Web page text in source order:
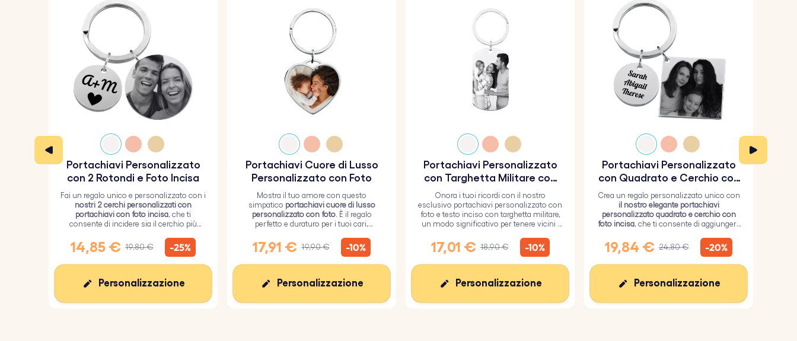
Portachiavi Personalizzato
con 2 Rotondi e Foto Incisa
Fai un regalo unico e personalizzato con i
nostri 2 cerchi personalizzati con
portachiavi con foto incisa, che ti
consente di incidere sia il cerchio più
sia il cerchio più piccolo con del testo.
14,85 € 19,80 € -25%
Personalizzazione
Portachiavi Cuore di Lusso
Personalizzato con Foto
Mostra il tuo amore con questo
simpatico portachiavi cuore di lusso
personalizzato con foto. È il regalo
perfetto e duraturo per i tuoi cari,
epossidico.
17,91 € 19,90 € -10%
Personalizzazione
Portachiavi Personalizzato
con Targhetta Militare con
Foto e Testo Inciso
Onora i tuoi ricordi con il nostro
esclusivo portachiavi personalizzato con
foto e testo inciso con targhetta militare,
un modo significativo per tenere vicini i
17,01 € 18,90 € -10%
Personalizzazione
Portachiavi Personalizzato
con Quadrato e Cerchio con
Foto Incisa
Crea un regalo personalizzato unico con
il nostro elegante portachiavi
personalizzato quadrato e cerchio con
foto incisa, che ti consente di aggiungere
quadrato e un testo sul cerchio.
19,84 € 24,80 € -20%
Personalizzazione